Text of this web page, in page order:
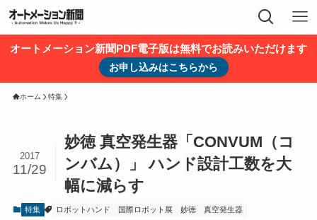
オートメーション新聞PDF電子版は無料でお読みいただけます
お申し込みはこちらから
ホーム 特集
妙徳 真空発生器「CONVUM（コ
ンバム）」 ハンド設計工数を大
幅に減らす
2017
11/29
特集 ロボットハンド 国際ロボット展 妙徳 真空発生器